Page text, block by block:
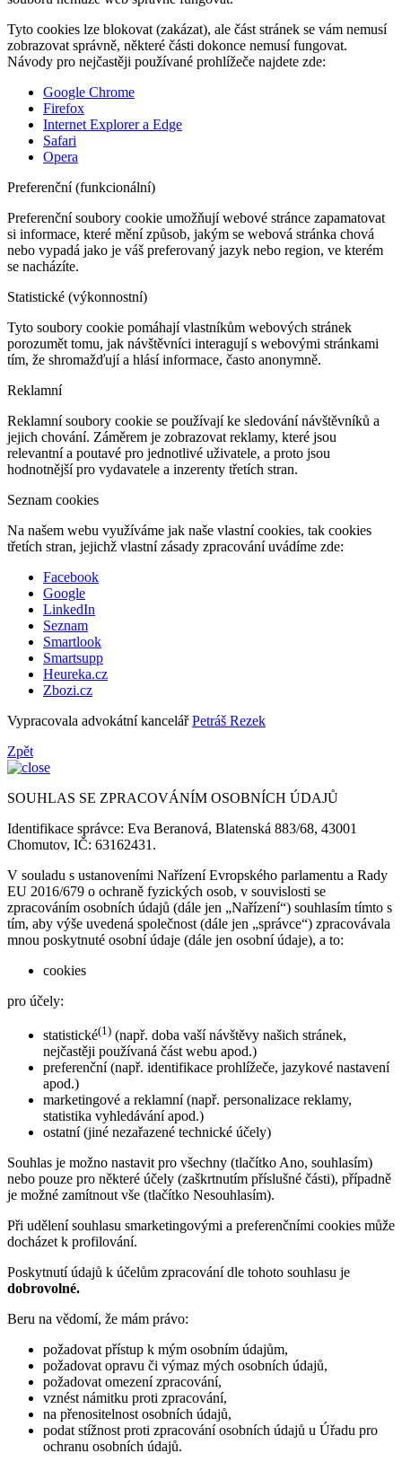
Tyto cookies lze blokovat (zakázat), ale část stránek se vám nemusí
zobrazovat správně, některé části dokonce nemusí fungovat.
Návody pro nejčastěji používané prohlížeče najdete zde:
Google Chrome
Firefox
Internet Explorer a Edge
Safari
Opera
Preferenční (funkcionální)
Preferenční soubory cookie umožňují webové stránce zapamatovat
si informace, které mění způsob, jakým se webová stránka chová
nebo vypadá jako je váš preferovaný jazyk nebo region, ve kterém
se nacházíte.
Statistické (výkonnostní)
Tyto soubory cookie pomáhají vlastníkům webových stránek
porozumět tomu, jak návštěvníci interagují s webovými stránkami
tím, že shromažďují a hlásí informace, často anonymně.
Reklamní
Reklamní soubory cookie se používají ke sledování návštěvníků a
jejich chování. Záměrem je zobrazovat reklamy, které jsou
relevantní a poutavé pro jednotlivé uživatele, a proto jsou
hodnotnější pro vydavatele a inzerenty třetích stran.
Seznam cookies
Na našem webu využíváme jak naše vlastní cookies, tak cookies
třetích stran, jejichž vlastní zásady zpracování uvádíme zde:
Facebook
Google
LinkedIn
Seznam
Smartlook
Smartsupp
Heureka.cz
Zbozi.cz
Vypracovala advokátní kancelářPetráš Rezek
Zpět
SOUHLAS SE ZPRACOVÁNÍM OSOBNÍCH ÚDAJŮ
Identifikace správce: Eva Beranová, Blatenská 883/68, 43001
Chomutov, IČ: 63162431.
V souladu s ustanoveními Nařízení Evropského parlamentu a Rady
EU 2016/679 o ochraně fyzických osob, v souvislosti se
zpracováním osobních údajů (dále jen „Nařízení“) souhlasím tímto s
tím, aby výše uvedená společnost (dále jen „správce“) zpracovávala
mnou poskytnuté osobní údaje (dále jen osobní údaje), a to:
cookies
pro účely:
statistické(1) (např. doba vaší návštěvy našich stránek,
nejčastěji používaná část webu apod.)
preferenční (např. identifikace prohlížeče, jazykové nastavení
apod.)
marketingové a reklamní (např. personalizace reklamy,
statistika vyhledávání apod.)
ostatní (jiné nezařazené technické účely)
Souhlas je možno nastavit pro všechny (tlačítko Ano, souhlasím)
nebo pouze pro některé účely (zaškrtnutím příslušné části), případně
je možné zamítnout vše (tlačítko Nesouhlasím).
Při udělení souhlasu smarketingovými a preferenčními cookies může
docházet k profilování.
Poskytnutí údajů k účelům zpracování dle tohoto souhlasu je
dobrovolné.
Beru na vědomí, že mám právo:
požadovat přístup k mým osobním údajům,
požadovat opravu či výmaz mých osobních údajů,
požadovat omezení zpracování,
vznést námitku proti zpracování,
na přenositelnost osobních údajů,
podat stížnost proti zpracování osobních údajů u Úřadu pro
ochranu osobních údajů.